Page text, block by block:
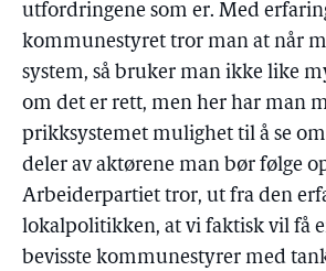
utfordringene som er. Med
kommunestyret tror man at når
system, så bruker man ikke like
om det er rett, men her har man
prikksystemet mulighet til å se
deler av aktørene man bør følge
Arbeiderpartiet tror, ut fra den
lokalpolitikken, at vi faktisk vil få
bevisste kommunestyrer med